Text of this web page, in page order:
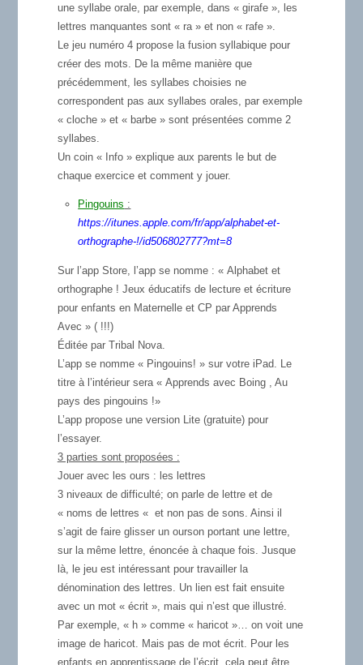
une syllabe orale, par exemple, dans « girafe », les
lettres manquantes sont « ra » et non « rafe ».
Le jeu numéro 4propose la fusion syllabique pour
créer des mots. De la même manière que
précédemment, les syllabes choisies ne
correspondent pas aux syllabes orales, par exemple
« cloche » et « barbe » sont présentées comme 2
syllabes.
Un coin « Info » explique aux parents le but de
chaque exercice et comment y jouer.
Pingouins :
https://itunes.apple.com/fr/app/alphabet-et-
orthographe-!/id506802777?mt=8
Sur l’app Store, l’app se nomme : « Alphabet et
orthographe ! Jeux éducatifs de lecture et écriture
pour enfants en Maternelle et CP par Apprends
Avec » ( !!!)
Éditée par Tribal Nova.
L’app se nomme « Pingouins! » sur votre iPad. Le
titre à l’intérieur sera « Apprends avec Boing , Au
pays des pingouins !»
L’app propose une version Lite (gratuite) pour
l’essayer.
3 parties sont proposées :
Jouer avec les ours : les lettres
3 niveaux de difficulté; on parle de lettre et de
« noms de lettres « et non pas de sons. Ainsi il
s’agit de faire glisser un ourson portant une lettre,
sur la même lettre, énoncée à chaque fois. Jusque
là, le jeu est intéressant pour travailler la
dénomination des lettres. Un lien est fait ensuite
avec un mot « écrit », mais qui n’est que illustré.
Par exemple, « h » comme « haricot »… on voit une
image de haricot. Mais pas de mot écrit. Pour les
enfants en apprentissage de l’écrit, cela peut être